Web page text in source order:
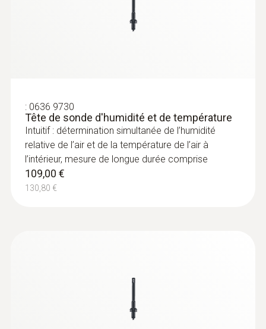
: 0615 1212
Sonde d'immersion / de pénétration
étanche - avec capteur de température
: 0636 9730
Tête de sonde d'humidité et de température
Intuitif : détermination simultanée de l’humidité
relative de l’air et de la température de l’air à
l’intérieur, mesure de longue durée comprise
109,00 €
130,80 €